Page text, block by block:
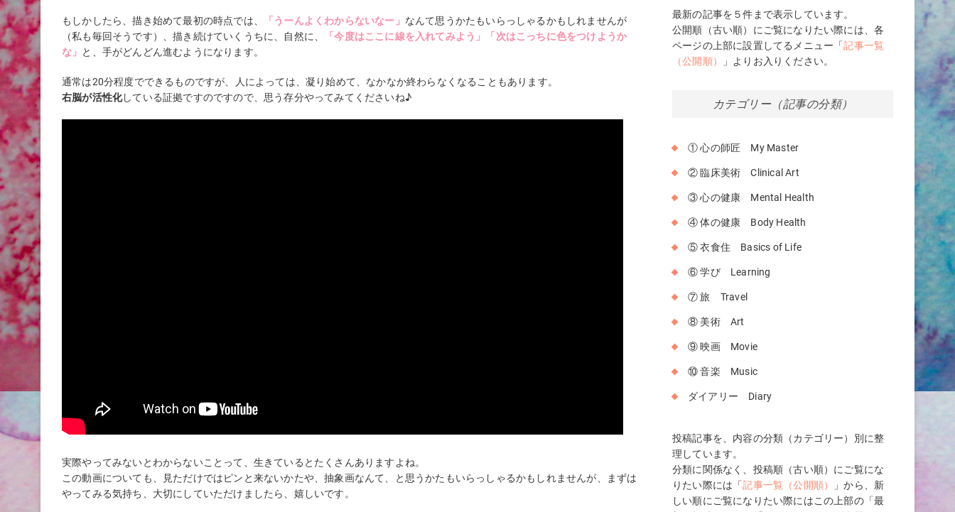
もしかしたら、描き始めて最初の時点では、 「うーんよくわからないなー」 なんて思うかたもいらっしゃるかもしれませんが
（私も毎回そうです）、描き続けていくうちに、自然に、
「今度はここに線を入れてみよう」
「次はこっちに色をつけようか
な」 と、手がどんどん進むようになります。
通常は20分程度でできるものですが、人によっては、凝り始めて、なかなか終わらなくなることもあります。
右脳が活性化している証拠ですのですので、思う存分やってみてくださいね♪
実際やってみないとわからないことって、生きているとたくさんありますよね。
この動画についても、見ただけではピンと来ないかたや、抽象画なんて、と思うかたもいらっしゃるかもしれませんが、まずは
やってみる気持ち、大切にしていただけましたら、嬉しいです。
最新の記事を５件まで表示しています。
公開順（古い順）にご覧になりたい際には、各
ページの上部に設置してるメニュー「記事一覧
（公開順）
」よりお入りください。
カテゴリー（記事の分類）
① 心の師匠 My Master
② 臨床美術 Clinical Art
③ 心の健康 Mental Health
④ 体の健康 Body Health
⑤ 衣食住 Basics of Life
⑥ 学び Learning
⑦ 旅 Travel
⑧ 美術 Art
⑨ 映画 Movie
⑩ 音楽 Music
ダイアリー Diary
投稿記事を、内容の分類（カテゴリー）別に整
理しています。
分類に関係なく、投稿順（古い順）にご覧にな
りたい際には「記事一覧（公開順）
」から、新
しい順にご覧になりたい際にはこの上部の「最